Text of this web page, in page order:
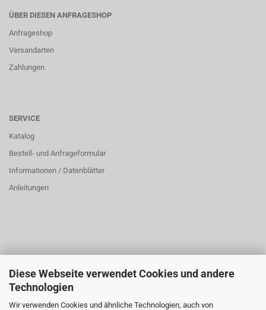
Diese Webseite verwendet Cookies und andere
Technologien
Wir verwenden Cookies und ähnliche Technologien, auch von
ÜBER DIESEN ANFRAGESHOP
Anfrageshop
Versandarten
Zahlungen
SERVICE
Katalog
Bestell- und Anfrageformular
Informationen / Datenblätter
Anleitungen
ÜBER UNS
Öffnungszeiten:
Montag bis Donnerstag: 8:00 bis 16:00 Uhr